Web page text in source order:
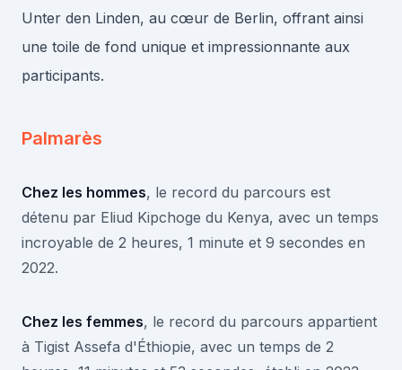
Unter den Linden, au cœur de Berlin, offrant ainsi
une toile de fond unique et impressionnante aux
participants.
Palmarès
Chez les hommes, le record du parcours est
détenu par Eliud Kipchoge du Kenya, avec un temps
incroyable de 2 heures, 1 minute et 9 secondes en
2022.
Chez les femmes, le record du parcours appartient
à Tigist Assefa d'Éthiopie, avec un temps de 2